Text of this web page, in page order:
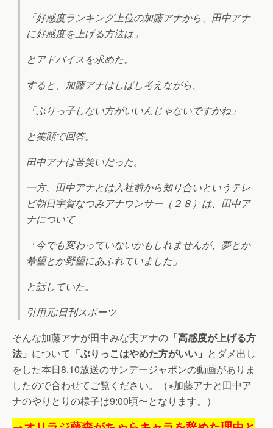
「好感度ランキング上位の加藤アナから、田中アナ
に好感度を上げる方法は」
とアドバイスを求めた。
すると、加藤アナはしばし考えながら、
「ぶりっ子しない方がいいんじゃないですかね」
と笑顔で回答。
田中アナは苦笑いだった。
一方、田中アナとは入社前から知り合いというテレ
ビ朝日宇賀なつみアナウンサー（２８）は、田中ア
ナについて
「今でも変わっていないかもしれませんが、夢とか
希望とか野望にあふれていました」
と話していた。
引用元:日刊スポーツ
そんな加藤アナが田中みな実アナの 「高感度が上げる方
法」 について 「ぶりっこはやめた方がいい」 とダメ出し
をした本日8.10放送のサンデージャポンの動画がありま
したので合わせてご覧ください。（※加藤アナと田中ア
ナのやりとりの様子は9:00頃〜となります。）